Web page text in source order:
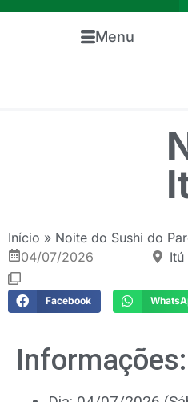
Menu
Início » Noite do Sushi do
04/07/2026
Itú
Facebook
Informações: